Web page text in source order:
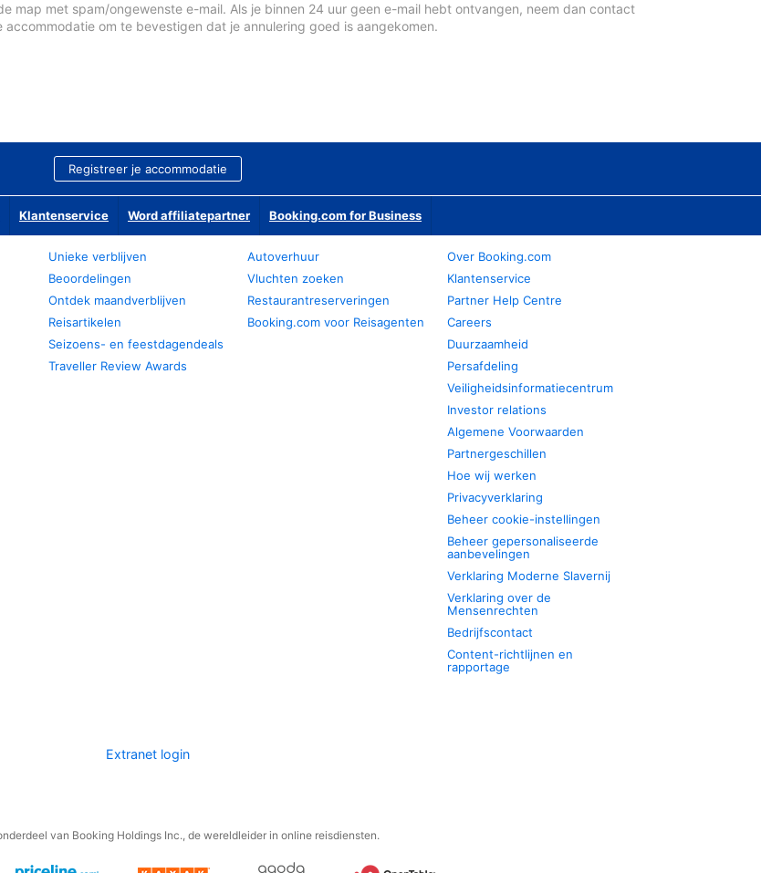
map met spam/ongewenste e-mail. Als je binnen 24 uur geen e-mail hebt ontvangen, neem dan contact
accommodatie om te bevestigen dat je annulering goed is aangekomen.
Registreer je accommodatie
Klantenservice Word affiliatepartner Booking.com for Business
Unieke verblijven
Beoordelingen
Ontdek maandverblijven
Reisartikelen
Seizoens- en feestdagendeals
Traveller Review Awards
Autoverhuur
Vluchten zoeken
Restaurantreserveringen
Booking.com voor Reisagenten
Over Booking.com
Klantenservice
Partner Help Centre
Careers
Duurzaamheid
Persafdeling
Veiligheidsinformatiecentrum
Investor relations
Algemene Voorwaarden
Partnergeschillen
Hoe wij werken
Privacyverklaring
Beheer cookie-instellingen
Beheer gepersonaliseerde
aanbevelingen
Verklaring Moderne Slavernij
Verklaring over de
Mensenrechten
Bedrijfscontact
Content-richtlijnen en
rapportage
Extranet login
van Booking Holdings Inc., de wereldleider in online reisdiensten.